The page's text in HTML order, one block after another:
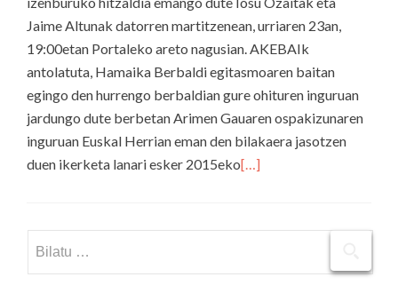
Jaime Altunak datorren martitzenean, urriaren 23an,
19:00etan Portaleko areto nagusian. AKEBAIk
antolatuta, Hamaika Berbaldi egitasmoaren baitan
egingo den hurrengo berbaldian gure ohituren inguruan
jardungo dute berbetan Arimen Gauaren ospakizunaren
inguruan Euskal Herrian eman den bilakaera jasotzen
duen ikerketa lanari esker 2015eko[…]